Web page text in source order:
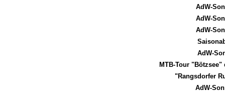
AdW-
AdW-
AdW-
AdW-
MTB-Tour "Bötzsee"
"Rangsdorfer
AdW-